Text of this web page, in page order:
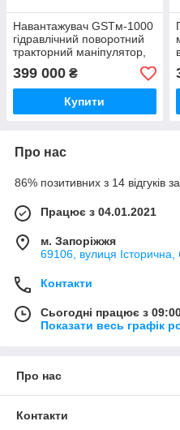
Навантажувач GSTм-1000
гідравлічний поворотний
тракторний маніпулятор,
висота 6,5 м, вантаж. до 3
тонн
399 000 ₴
Купити
Про нас
86% позитивних з 14 відгуків за
Працює з 04.01.2021
м. Запоріжжя
69106, вулиця
Контакти
Сьогодні працює з
Показати весь графік
Про нас
Контакти